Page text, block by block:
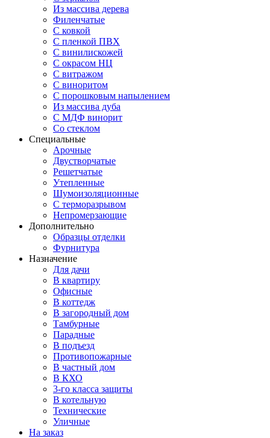
Из массива дерева
Филенчатые
С ковкой
С пленкой ПВХ
С винилискожей
С окрасом НЦ
С витражом
С виноритом
С порошковым напылением
Из массива дуба
С МДФ винорит
Со стеклом
Специальные
Арочные
Двустворчатые
Решетчатые
Утепленные
Шумоизоляционные
С терморазрывом
Непромерзающие
Дополнительно
Образцы отделки
Фурнитура
Назначение
Для дачи
В квартиру
Офисные
В коттедж
В загородный дом
Тамбурные
Парадные
В подъезд
Противопожарные
В частный дом
В КХО
3-го класса защиты
В котельную
Технические
Уличные
На заказ